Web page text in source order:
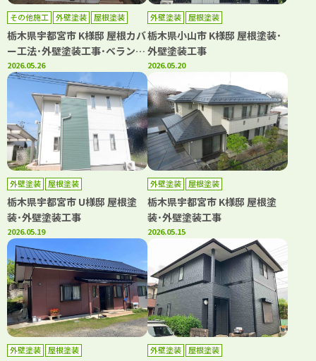
その他施工 外壁塗装
屋根塗装
防水工事
栃木県宇都宮市 K様邸 屋根カバ
ー工法･外壁塗装工事･ベランダ
シート防水工事
2026.05.26
外壁塗装 屋根塗装
栃木県小山市 K様邸 屋根塗装･
外壁塗装工事
2026.05.20
外壁塗装 屋根塗装
栃木県宇都宮市 U様邸 屋根塗
装･外壁塗装工事
2026.05.19
外壁塗装 屋根塗装
栃木県宇都宮市 K様邸 屋根塗
装･外壁塗装工事
2026.05.15
外壁塗装 屋根塗装 外壁塗装 屋根塗装